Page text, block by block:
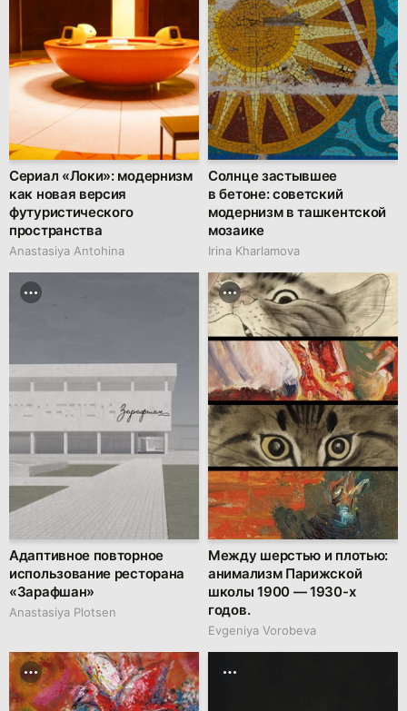
Сериал «Локи»: модернизм
как новая версия
футуристического
пространства
Anastasiya Antohina
Солнце застывшее
в бетоне: советский
модернизм в ташкентской
мозаике
Irina Kharlamova
Адаптивное повторное
использование ресторана
«Зарафшан»
Anastasiya Plotsen
Между шерстью и плотью:
анимализм Парижской
школы 1900 — 1930-х
годов.
Evgeniya Vorobeva